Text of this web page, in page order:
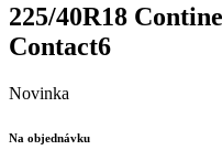
225/40R18
Contact6
Novinka
Na objednávku